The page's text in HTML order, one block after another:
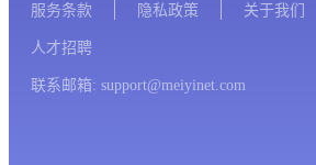
服务条款 隐私政策 关于我们
人才招聘
联系邮箱: support@meiyinet.com